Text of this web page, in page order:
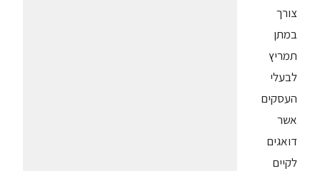
צורך
במתן
תמריץ
לבעלי
העסקים
אשר
דואגים
לקיים